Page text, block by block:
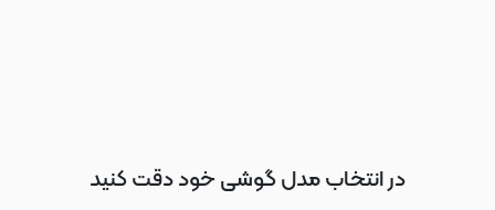
در انتخاب مدل گوشی خود دقت کنید